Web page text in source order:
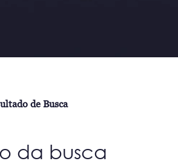
de Busca
da busca